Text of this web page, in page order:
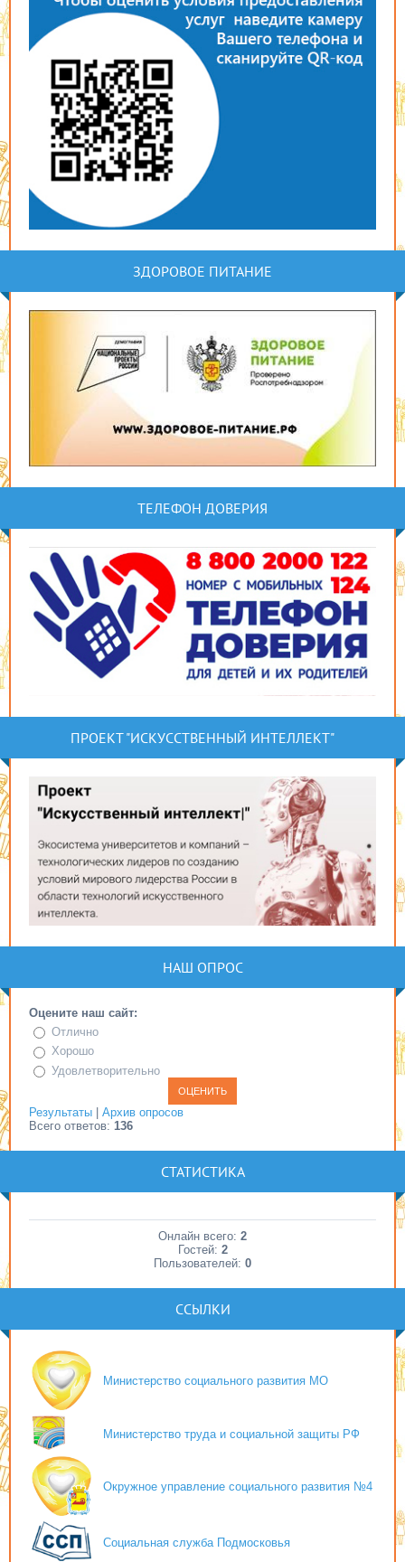
ЗДОРОВОЕ ПИТАНИЕ
ТЕЛЕФОН ДОВЕРИЯ
ПРОЕКТ "ИСКУССТВЕННЫЙ ИНТЕЛЛЕКТ"
НАШ ОПРОС
Оцените наш сайт:
Отлично
Хорошо
Удовлетворительно
Результаты
Архив опросов
Всего ответов: 136
СТАТИСТИКА
Онлайн всего: 2
Гостей: 2
Пользователей: 0
ССЫЛКИ
Министерство социального развития МО
Министерство труда и социальной защиты РФ
Окружное управление социального развития №4
Социальная служба Подмосковья